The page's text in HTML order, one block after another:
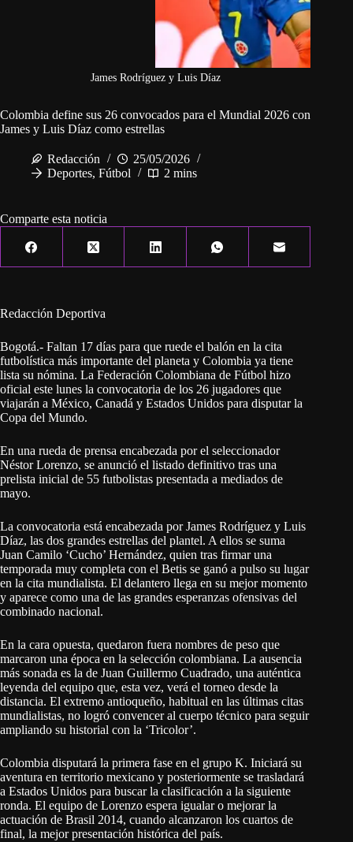
James Rodríguez y Luis Díaz
Colombia define sus 26 convocados para el Mundial 2026 con
James y Luis Díaz como estrellas
Redacción
25/05/2026
Deportes, Fútbol 2 mins
Comparte esta noticia
Redacción Deportiva
Bogotá.- Faltan 17 días para que ruede el balón en la cita
futbolística más importante del planeta y Colombia ya tiene
lista su nómina. La Federación Colombiana de Fútbol hizo
oficial este lunes la convocatoria de los 26 jugadores que
viajarán a México, Canadá y Estados Unidos para disputar la
Copa del Mundo.
En una rueda de prensa encabezada por el seleccionador
Néstor Lorenzo, se anunció el listado definitivo tras una
prelista inicial de 55 futbolistas presentada a mediados de
mayo.
La convocatoria está encabezada por James Rodríguez y Luis
Díaz, las dos grandes estrellas del plantel. A ellos se suma
Juan Camilo ‘Cucho’ Hernández, quien tras firmar una
temporada muy completa con el Betis se ganó a pulso su lugar
en la cita mundialista. El delantero llega en su mejor momento
y aparece como una de las grandes esperanzas ofensivas del
combinado nacional.
En la cara opuesta, quedaron fuera nombres de peso que
marcaron una época en la selección colombiana. La ausencia
más sonada es la de Juan Guillermo Cuadrado, una auténtica
leyenda del equipo que, esta vez, verá el torneo desde la
distancia. El extremo antioqueño, habitual en las últimas citas
mundialistas, no logró convencer al cuerpo técnico para seguir
ampliando su historial con la ‘Tricolor’.
Colombia disputará la primera fase en el grupo K. Iniciará su
aventura en territorio mexicano y posteriormente se trasladará
a Estados Unidos para buscar la clasificación a la siguiente
ronda. El equipo de Lorenzo espera igualar o mejorar la
actuación de Brasil 2014, cuando alcanzaron los cuartos de
final, la mejor presentación histórica del país.